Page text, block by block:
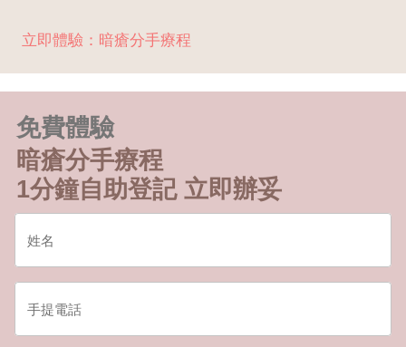
立即體驗：暗瘡分手療程
免費體驗
暗瘡分手療程
1分鐘自助登記 立即辦妥